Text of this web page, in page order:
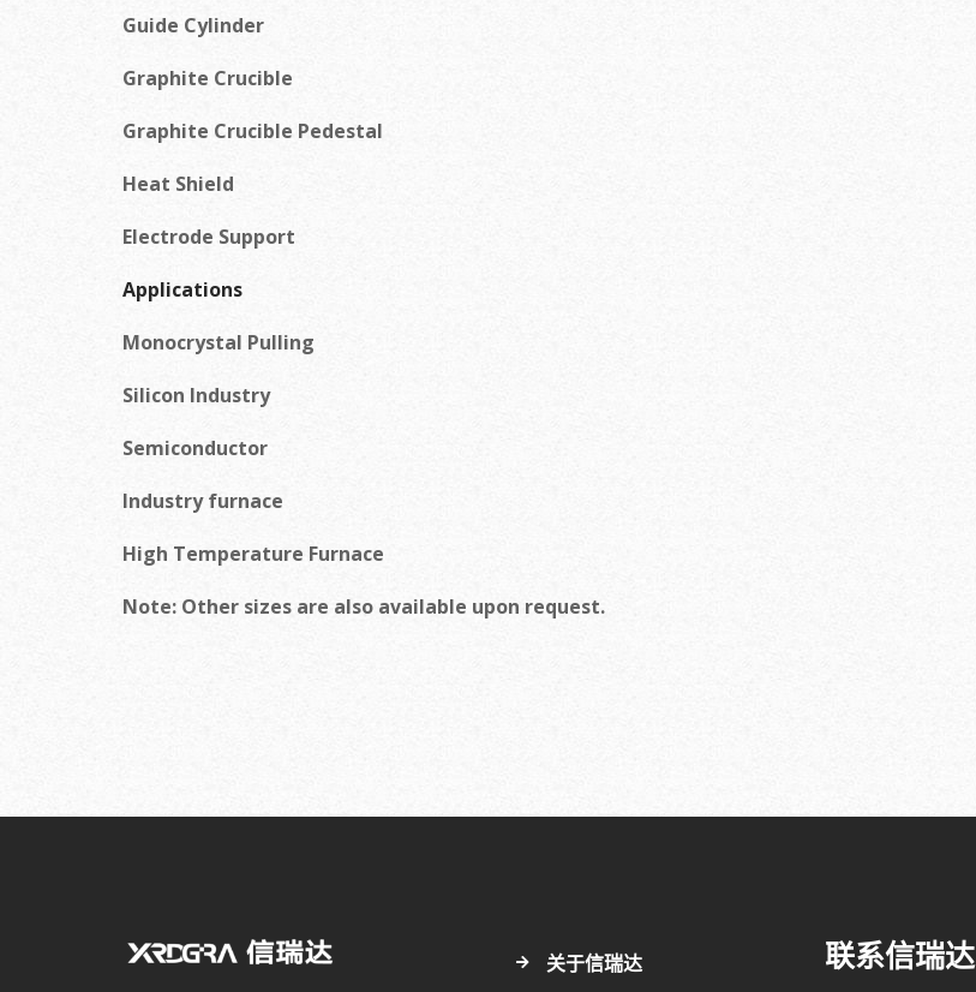
Guide Cylinder
Graphite Crucible
Graphite Crucible Pedestal
Heat Shield
Electrode Support
Applications
Monocrystal Pulling
Silicon Industry
Semiconductor
Industry furnace
High Temperature Furnace
Note: Other sizes are also available upon request.
关于信瑞达
联系信瑞达